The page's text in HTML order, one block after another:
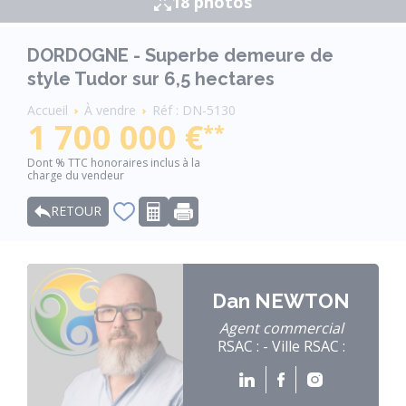
DORDOGNE - Superbe demeure de
style Tudor sur 6,5 hectares
Fil
d'Ariane
Accueil À vendre Réf : DN-5130
1 700 000 €**
Dont % TTC honoraires inclus à la
charge du vendeur
RETOUR
Dan NEWTON
Agent commercial
RSAC : - Ville RSAC :